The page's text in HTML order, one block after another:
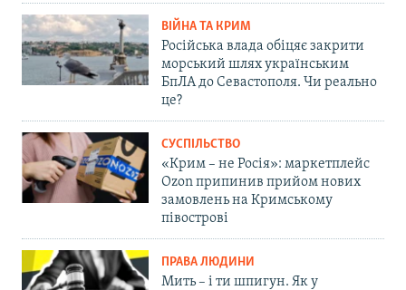
ВІЙНА ТА КРИМ
Російська влада обіцяє закрити
морський шлях українським
БпЛА до Севастополя. Чи реально
це?
СУСПІЛЬСТВО
«Крим – не Росія»: маркетплейс
Ozon припинив прийом нових
замовлень на Кримському
півострові
ПРАВА ЛЮДИНИ
Мить – і ти шпигун. Як у